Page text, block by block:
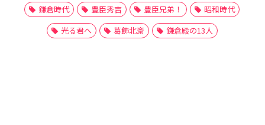
鎌倉時代
豊臣秀吉 豊臣兄弟！
昭和時代
光る君へ
葛飾北斎 鎌倉殿の13人